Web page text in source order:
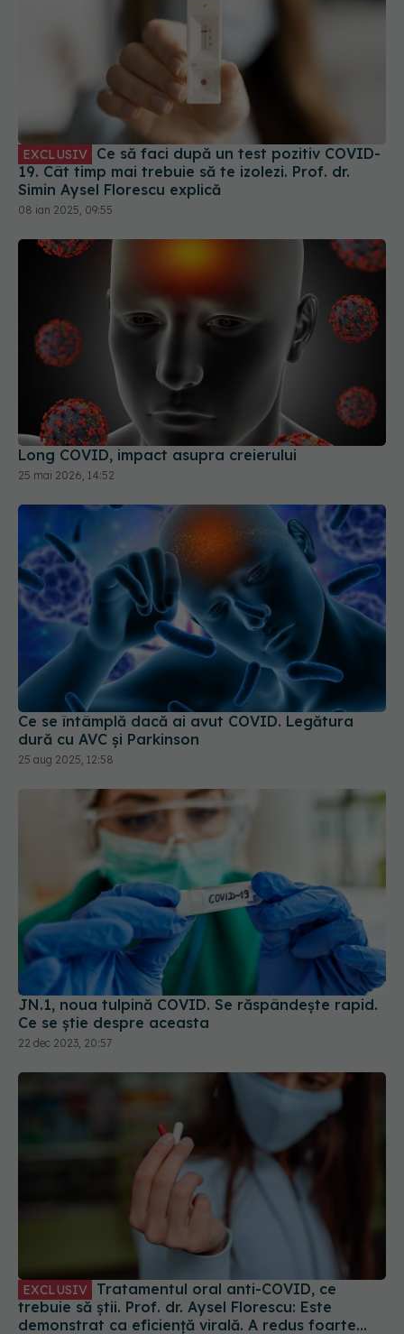
EXCLUSIV
19. Cât timp mai trebuie să te izolezi. Prof. dr.
Simin Aysel Florescu explică
08 ian 2025, 09:55
Long COVID, impact asupra creierului
25 mai 2026, 14:52
Ce se întâmplă dacă ai avut COVID. Legătura
dură cu AVC și Parkinson
25 aug 2025, 12:58
JN.1, noua tulpină COVID. Se răspândește rapid.
Ce se știe despre aceasta
22 dec 2023, 20:57
trebuie să știi. Prof. dr. Aysel Florescu: Este
demonstrat ca eficiență virală. A redus foarte
mult riscul de spitalizare
15 sep 2024, 22:33